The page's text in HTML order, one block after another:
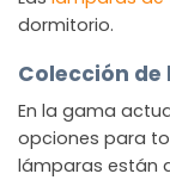
dormitorio.
Colección
En la gama
opciones para
lámparas están